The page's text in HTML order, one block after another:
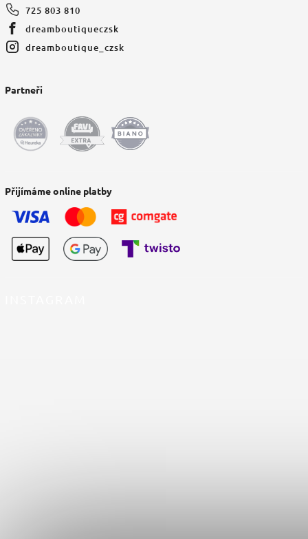
725 803 810
dreamboutiqueczsk
dreamboutique_czsk
Partneři
Přijímáme online platby